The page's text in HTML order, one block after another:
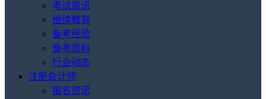
考试资讯
继续教育
备考经验
备考资料
行业动态
注册会计师
报名资讯